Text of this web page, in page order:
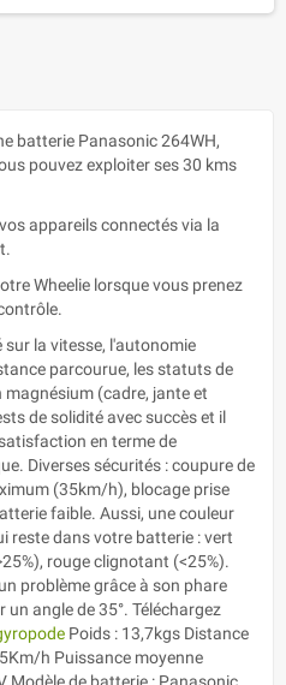
batterie Panasonic 264WH,
pouvez exploiter ses 30 kms
appareils connectés via la
Wheelie lorsque vous prenez
la vitesse, l'autonomie
parcourue, les statuts de
(cadre, jante et
de solidité avec succès et il
en terme de
Diverses sécurités : coupure de
(35km/h), blocage prise
faible. Aussi, une couleur
reste dans votre batterie : vert
rouge clignotant (<25%).
problème grâce à son phare
angle de 35°. Téléchargez
Poids : 13,7kgs Distance
h Puissance moyenne